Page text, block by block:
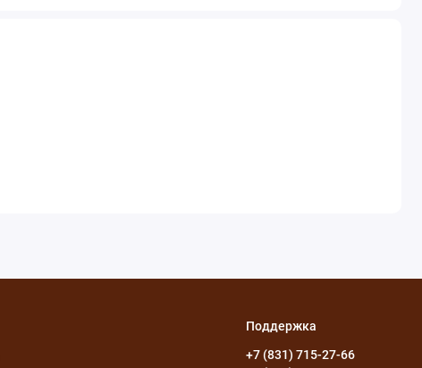
Поддержка
+7 (831) 715-27-66